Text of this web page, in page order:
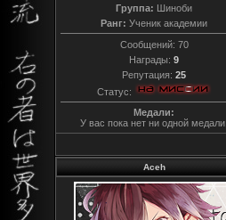
Группа: Шиноби
Ранг: Ученик академии
Сообщений: 70
Награды: 9
Репутация: 25
Статус:
Медали:
У вас пока нет ни одной медали.
Aceh